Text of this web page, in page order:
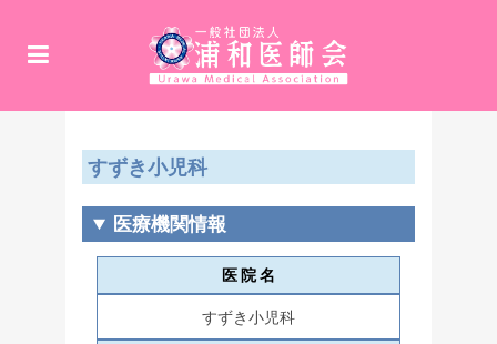
すずき小児科
医療機関情報
医 院 名
すずき小児科